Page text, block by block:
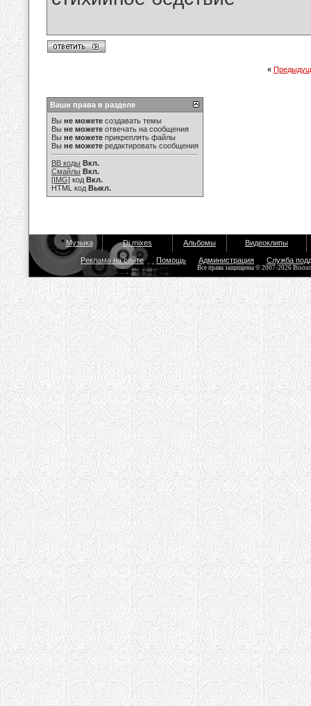
«
Ваши права в разделе
Вы не можете создавать темы
Вы не можете отвечать на сообщения
Вы не можете прикреплять файлы
Вы не можете редактировать сообщения
BB коды Вкл.
Смайлы Вкл.
[IMG] код Вкл.
HTML код Выкл.
Музыка Dj mixes Альбомы Видеоклипы
Реклама на сайте Помощь Администрация Служба
Все права защищены © 2007-2026